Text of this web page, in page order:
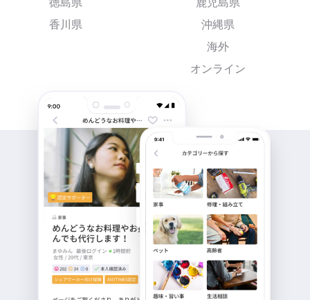
徳島県
香川県
鹿児島県
沖縄県
海外
オンライン